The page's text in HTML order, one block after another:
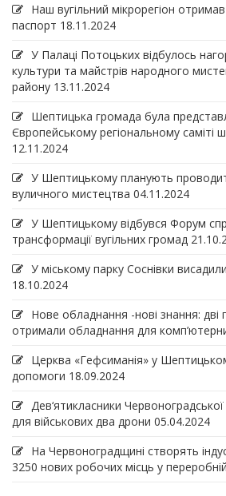
Наш вугільний мікрорегіон отримав
паспорт 18.11.2024
У Палаці Потоцьких відбулось
культури та майстрів народного
району 13.11.2024
Шептицька громада була
Європейському регіональному саміті
12.11.2024
У Шептицькому планують
вуличного мистецтва 04.11.2024
У Шептицькому відбувся Форум
трансформації вугільних громад
У міському парку Соснівки
18.10.2024
Нове обладнання -нові знання: дві
отримали обладнання для
Церква «Гефсиманія» у
допомоги 18.09.2024
Дев‘ятикласники
для військових два дрони 05.04.2024
На Червоноградщині створять
3250 нових робочих місць у переробній